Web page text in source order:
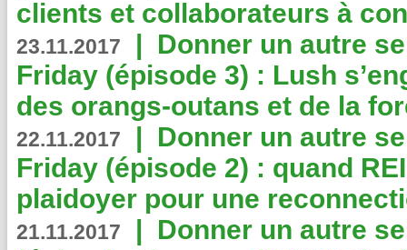
clients et collaborateurs à
23.11.2017 | Donner un autre
Friday (épisode 3) : Lush
des orangs-outans et de la
22.11.2017 | Donner un autre
Friday (épisode 2) : quand
plaidoyer pour une
21.11.2017 | Donner un autre